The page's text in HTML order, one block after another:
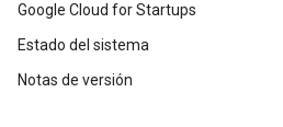
Google Cloud for Startups
Estado del sistema
Notas de versión